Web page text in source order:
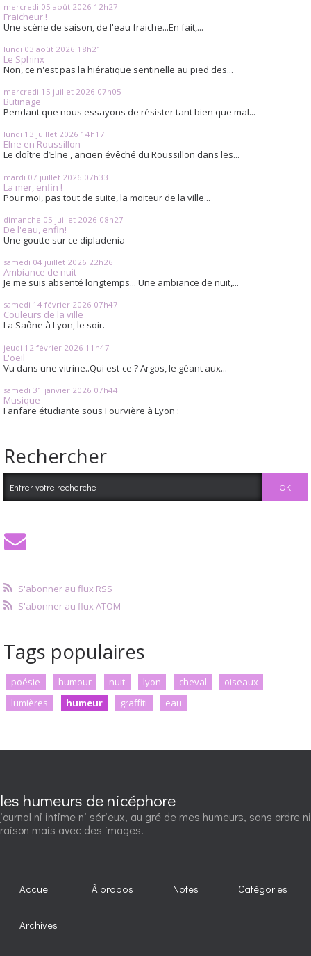
mercredi 05 août 2026 12h27
Fraicheur !
Une scène de saison, de l'eau fraiche...En fait,...
lundi 03 août 2026 18h21
Le Sphinx
Non, ce n'est pas la hiératique sentinelle au pied des...
mercredi 15 juillet 2026 07h05
Butinage
Pendant que nous essayons de résister tant bien que mal...
lundi 13 juillet 2026 14h17
Elne en Roussillon
Le cloître d’Elne , ancien évêché du Roussillon dans les...
mardi 07 juillet 2026 07h33
La mer, enfin !
Pour moi, pas tout de suite, la moiteur de la ville...
dimanche 05 juillet 2026 08h27
De l'eau, enfin!
Une goutte sur ce dipladenia
samedi 04 juillet 2026 22h26
Ambiance de nuit
Je me suis absenté longtemps... Une ambiance de nuit,...
samedi 14 février 2026 07h47
Couleurs de la ville
La Saône à Lyon, le soir.
jeudi 12 février 2026 11h47
L'oeil
Vu dans une vitrine..Qui est-ce ? Argos, le géant aux...
samedi 31 janvier 2026 07h44
Musique
Fanfare étudiante sous Fourvière à Lyon :
Rechercher
S'abonner au flux RSS
S'abonner au flux ATOM
Tags populaires
poésie humour nuit lyon cheval
oiseaux
lumières
humeur graffiti eau
les humeurs de nicéphore
journal ni intime ni sérieux, au gré de mes humeurs, sans ordre ni
raison mais avec des images.
Accueil À propos Notes Catégories
Archives